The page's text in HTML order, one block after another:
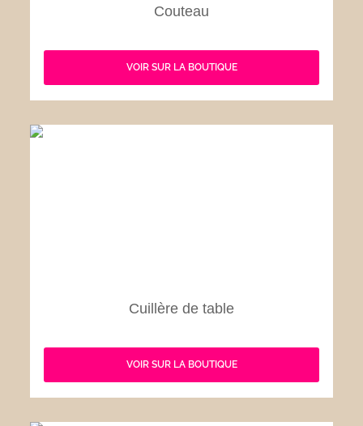
Couteau
VOIR SUR LA BOUTIQUE
Cuillère de table
VOIR SUR LA BOUTIQUE